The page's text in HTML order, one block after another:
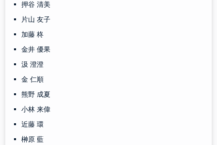
押谷 清美
片山 友子
加藤 柊
金井 優果
汲 澄澄
金 仁順
熊野 成夏
小林 来偉
近藤 環
榊原 藍